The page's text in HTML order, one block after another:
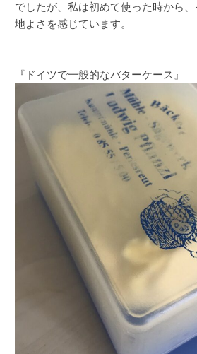
でしたが、私は初めて使った時から
地よさを感じています。
『ドイツで一般的なバターケース』